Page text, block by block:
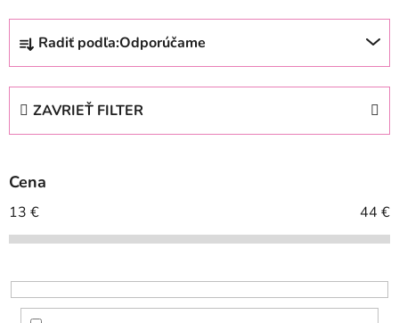
R
d
e
p
r
o
u
k
Radiť podľa:Odporúčame
ZAVRIEŤ FILTER
Cena
13 € 44 €